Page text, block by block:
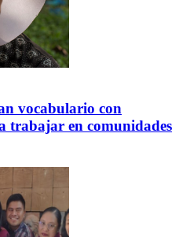
vocabulario con
trabajar en comunidades